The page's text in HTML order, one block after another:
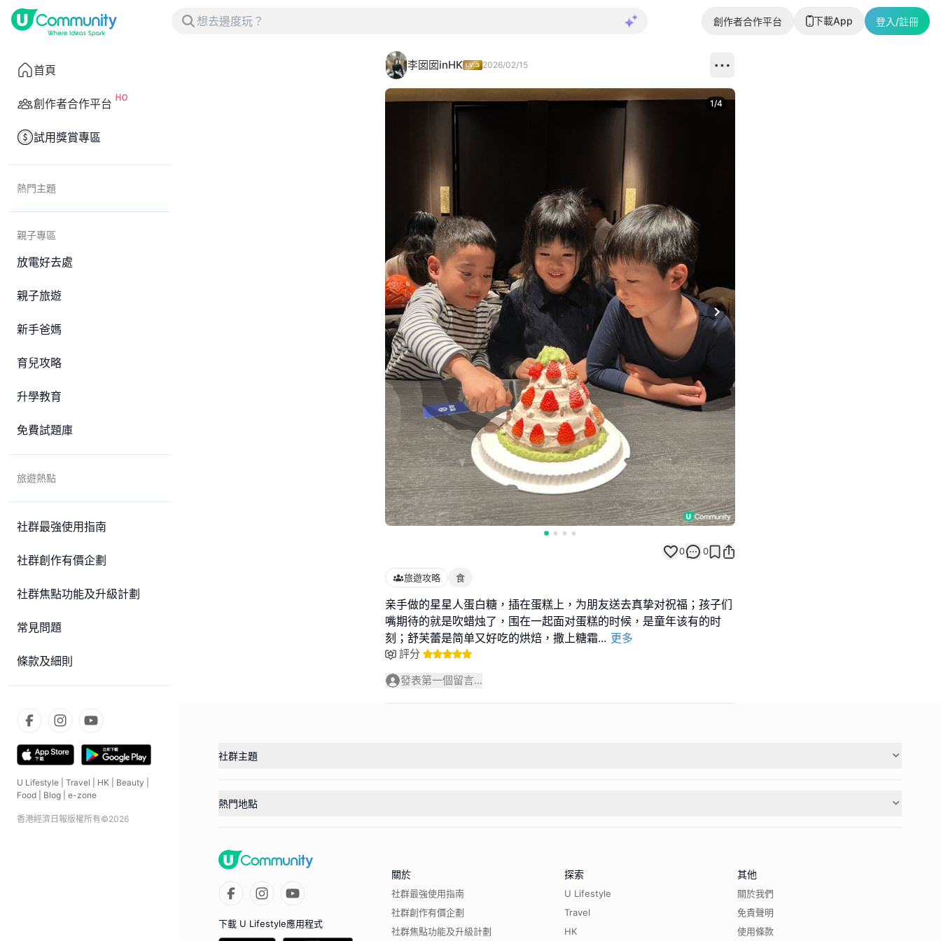
創作者合作平台 下載App 登入/註冊
首頁
創作者合作平台
試用獎賞專區
熱門主題
親子專區
放電好去處
親子旅遊
新手爸媽
育兒攻略
升學教育
免費試題庫
旅遊熱點
社群最強使用指南
社群創作有價企劃
社群焦點功能及升級計劃
常見問題
條款及細則
U Lifestyle Travel HK Beauty
Food
Blog e-zone
香港經濟日報版權所有©2026
李囡囡inHK 2026/02/15
Next slide
1/4
0 0
旅遊攻略 食
亲手做的星星人蛋白糖，插在蛋糕上，为朋友送去真挚对祝福；孩子们
嘴期待的就是吹蜡烛了，围在一起面对蛋糕的时候，是童年该有的时
刻；舒芙蕾是简单又好吃的烘焙，撒上糖霜... 更多
評分
發表第一個留言...
社群主題
熱門地點
下載 U Lifestyle應用程式
關於
社群最強使用指南
社群創作有價企劃
社群焦點功能及升級計劃
探索
U Lifestyle
Travel
HK
其他
關於我們
免責聲明
使用條款